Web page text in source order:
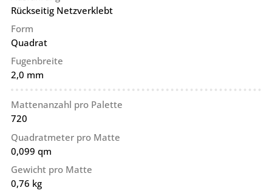
Rückseitig Netzverklebt
Form
Quadrat
Fugenbreite
2,0 mm
Mattenanzahl pro Palette
720
Quadratmeter pro Matte
0,099 qm
Gewicht pro Matte
0,76 kg